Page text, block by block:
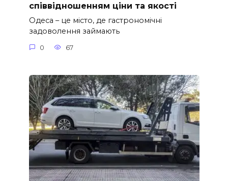
співвідношенням ціни та якості
Одеса – це місто, де гастрономічні
задоволення займають
0 67